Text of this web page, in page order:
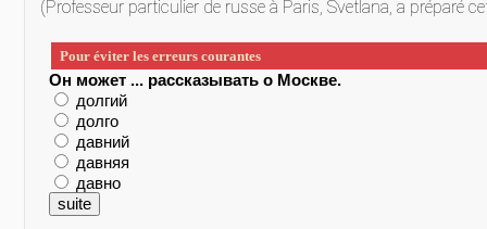
(Professeur particulier de russe à Paris, Svetlana, a préparé